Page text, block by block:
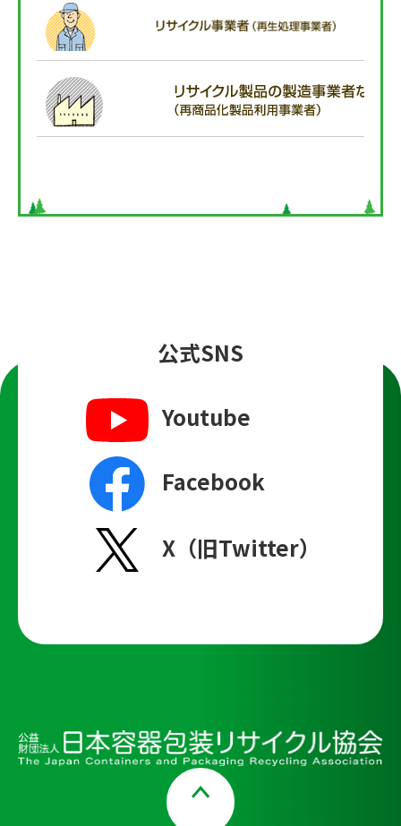
公式SNS
Youtube
Facebook
X（旧Twitter）